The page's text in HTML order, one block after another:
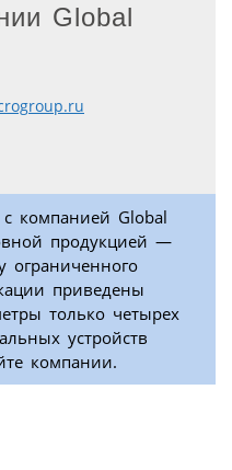
Global
с компанией Global
продукцией —
ограниченного
приведены
только четырех
устройств
компании.